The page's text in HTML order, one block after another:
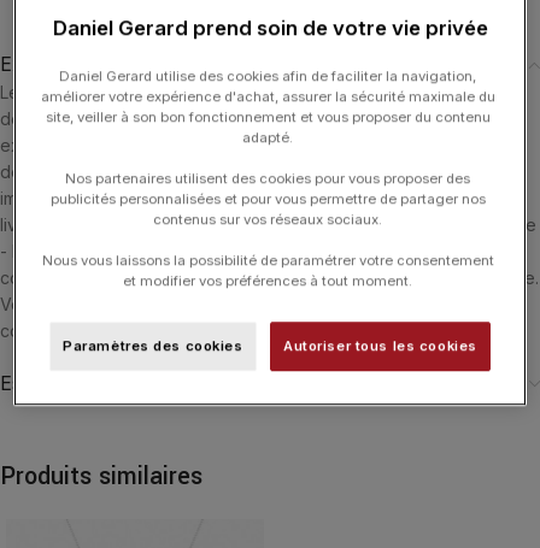
Expédition & Livraison
Les produits en stock sont généralement expédiés dans un délai
de 24 heures ouvrées après réception du paiement. Ils sont
expédiés via le transporteur le plus adéquate en fonction du lieu
de livraison. Si le produit n'est pas en stock il sera commandé
immédiatement et nous vous informerons dès sa réception. La
livraison est offerte dans les 3 pays suivants : Luxembourg - France
- Belgique. Si vous souhaitez être accueilli par l'un de nos
conseiller, vous pouvez choisir le retrait de vos achats en boutique.
Vous serez alors informé par e-mail ou téléphone que votre
commande est disponible.
Essayer ce produit dans notre boutique
Produits similaires
Daniel Gerard prend soin de votre vie privée
Daniel Gerard utilise des cookies afin de faciliter la navigation,
améliorer votre expérience d'achat, assurer la sécurité maximale du
site, veiller à son bon fonctionnement et vous proposer du contenu
adapté.
Nos partenaires utilisent des cookies pour vous proposer des
publicités personnalisées et pour vous permettre de partager nos
contenus sur vos réseaux sociaux.
Nous vous laissons la possibilité de paramétrer votre consentement
et modifier vos préférences à tout moment.
Paramètres des cookies Autoriser tous les cookies